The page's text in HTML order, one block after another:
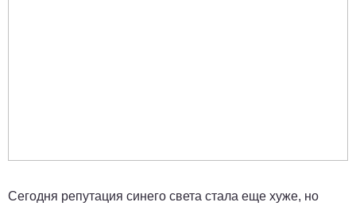
Сегодня репутация синего света стала еще хуже, но